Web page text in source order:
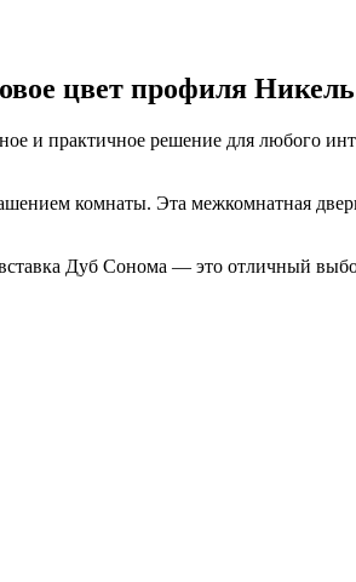
цвет профиля
и практичное решение для любого
комнаты. Эта межкомнатная
Дуб Сонома — это отличный